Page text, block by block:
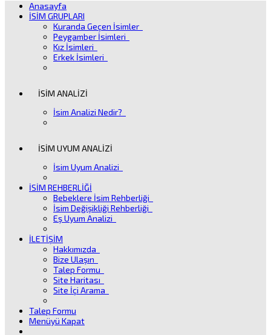
Anasayfa
İSİM GRUPLARI
Kuranda Geçen İsimler
Peygamber İsimleri
Kız İsimleri
Erkek İsimleri
İSİM ANALİZİ
İsim Analizi Nedir?
İSİM UYUM ANALİZİ
İsim Uyum Analizi
İSİM REHBERLİĞİ
Bebeklere İsim Rehberliği
İsim Değişikliği Rehberliği
Eş Uyum Analizi
İLETİŞİM
Hakkımızda
Bize Ulaşın
Talep Formu
Site Haritası
Site İçi Arama
Talep Formu
Menüyü Kapat